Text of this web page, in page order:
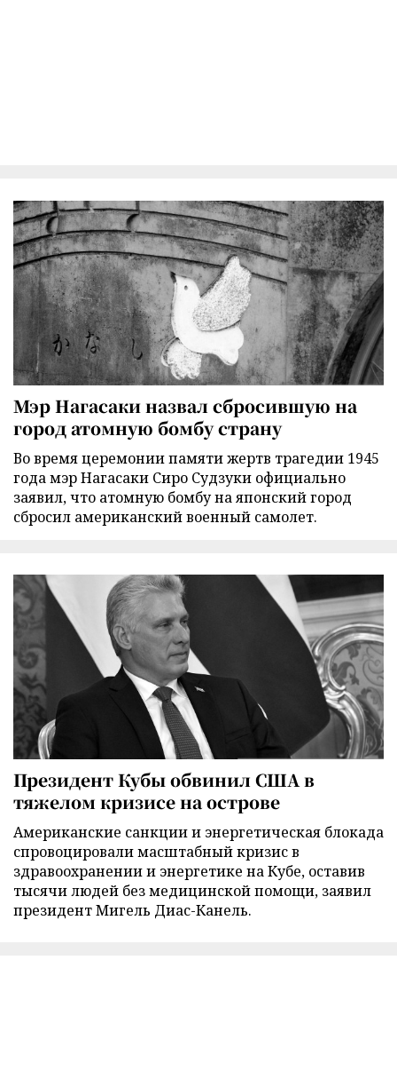
Мэр Нагасаки назвал сбросившую на
город атомную бомбу страну
Во время церемонии памяти жертв трагедии 1945
года мэр Нагасаки Сиро Судзуки официально
заявил, что атомную бомбу на японский город
сбросил американский военный самолет.
Президент Кубы обвинил США в
тяжелом кризисе на острове
Американские санкции и энергетическая блокада
спровоцировали масштабный кризис в
здравоохранении и энергетике на Кубе, оставив
тысячи людей без медицинской помощи, заявил
президент Мигель Диас-Канель.